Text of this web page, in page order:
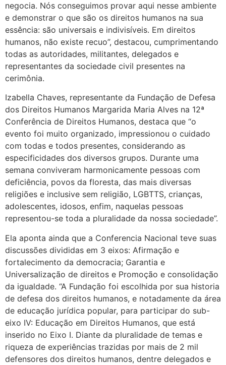
negocia. Nós conseguimos provar aqui nesse ambiente
e demonstrar o que são os direitos humanos na sua
essência: são universais e indivisíveis. Em direitos
humanos, não existe recuo”, destacou, cumprimentando
todas as autoridades, militantes, delegados e
representantes da sociedade civil presentes na
cerimônia.
Izabella Chaves, representante da Fundação de Defesa
dos Direitos Humanos Margarida Maria Alves na 12ª
Conferência de Direitos Humanos, destaca que “o
evento foi muito organizado, impressionou o cuidado
com todas e todos presentes, considerando as
especificidades dos diversos grupos. Durante uma
semana conviveram harmonicamente pessoas com
deficiência, povos da floresta, das mais diversas
religiões e inclusive sem religião, LGBTTS, crianças,
adolescentes, idosos, enfim, naquelas pessoas
representou-se toda a pluralidade da nossa sociedade”.
Ela aponta ainda que a Conferencia Nacional teve suas
discussões divididas em 3 eixos: Afirmação e
fortalecimento da democracia; Garantia e
Universalização de direitos e Promoção e consolidação
da igualdade. “A Fundação foi escolhida por sua historia
de defesa dos direitos humanos, e notadamente da área
de educação jurídica popular, para participar do sub-
eixo IV: Educação em Direitos Humanos, que está
inserido no Eixo I. Diante da pluralidade de temas e
riqueza de experiências trazidas por mais de 2 mil
defensores dos direitos humanos, dentre delegados e